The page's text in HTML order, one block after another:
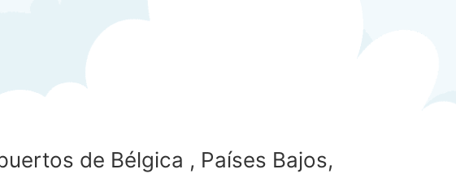
de Bélgica , Países Bajos,